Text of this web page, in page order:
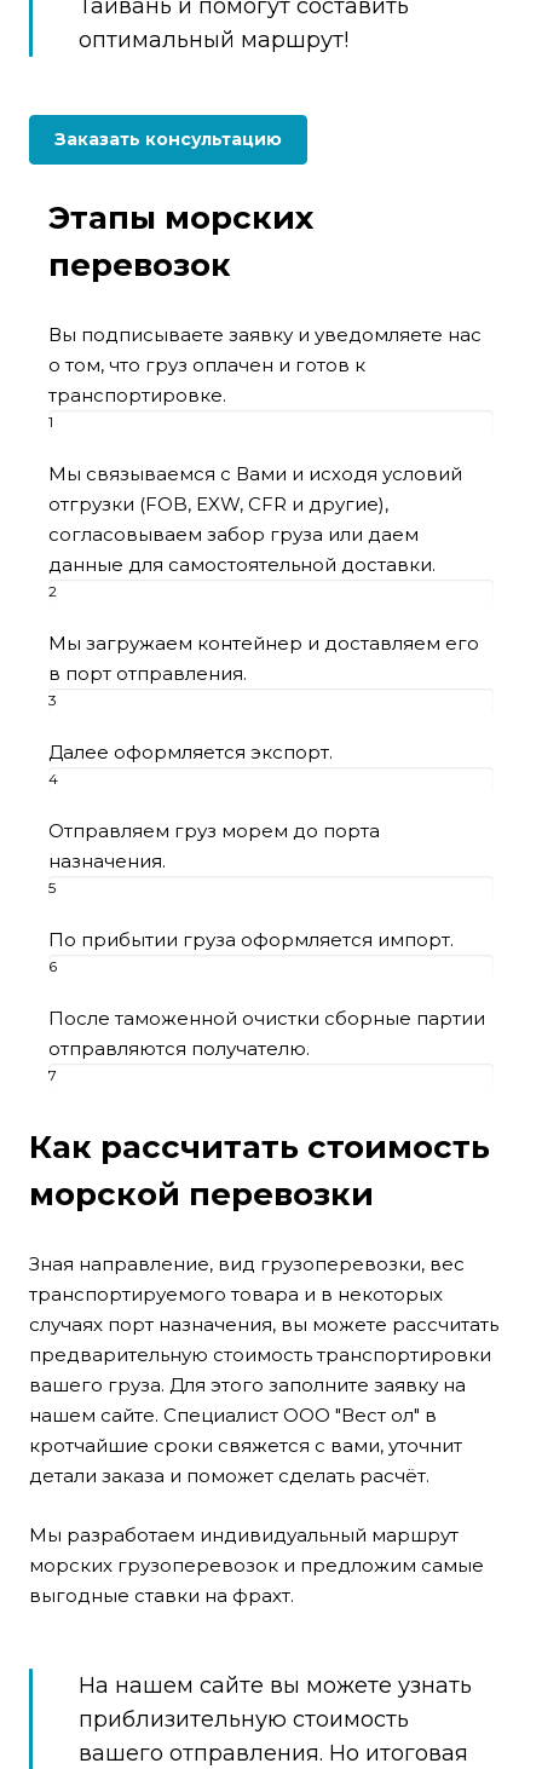
Тайвань и помогут составить
оптимальный маршрут!
Заказать консультацию
Этапы морских
перевозок
Вы подписываете заявку и уведомляете нас
о том, что груз оплачен и готов к
транспортировке.
1
Мы связываемся с Вами и исходя условий
отгрузки (FOB, EXW, CFR и другие),
согласовываем забор груза или даем
данные для самостоятельной доставки.
2
Мы загружаем контейнер и доставляем его
в порт отправления.
3
Далее оформляется экспорт.
4
Отправляем груз морем до порта
назначения.
5
По прибытии груза оформляется импорт.
6
После таможенной очистки сборные партии
отправляются получателю.
7
Как рассчитать стоимость
морской перевозки
Зная направление, вид грузоперевозки, вес
транспортируемого товара и в некоторых
случаях порт назначения, вы можете рассчитать
предварительную стоимость транспортировки
вашего груза. Для этого заполните заявку на
нашем сайте. Специалист ООО "Вест ол" в
кротчайшие сроки свяжется с вами, уточнит
детали заказа и поможет сделать расчёт.
Мы разработаем индивидуальный маршрут
морских грузоперевозок и предложим самые
выгодные ставки на фрахт.
На нашем сайте вы можете узнать
приблизительную стоимость
вашего отправления. Но итоговая